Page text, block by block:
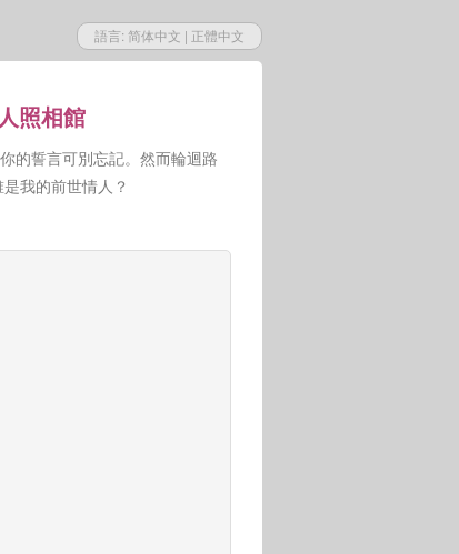
語言: 简体中文 | 正體中文
照相館
的誓言可別忘記。然而輪迴路
我的前世情人？